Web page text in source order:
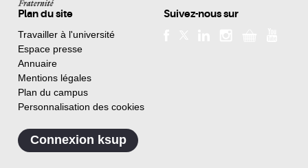
Plan du site
Travailler à l'université
Espace presse
Annuaire
Mentions légales
Plan du campus
Personnalisation des cookies
Suivez-nous sur
Connexion ksup